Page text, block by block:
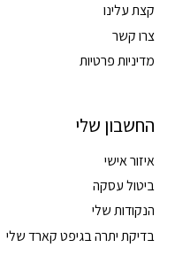
קצת עלינו
צרו קשר
מדיניות פרטיות
החשבון שלי
איזור אישי
ביטול עסקה
הנקודות שלי
בדיקת יתרה בגיפט קארד שלי